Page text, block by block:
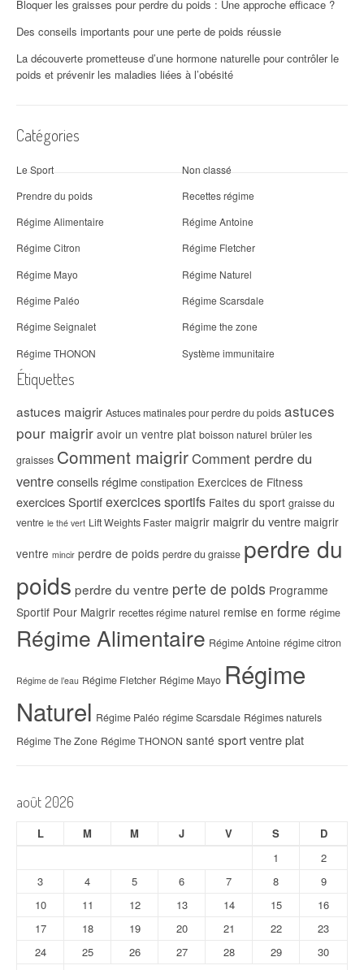
Bloquer les graisses pour perdre du poids : Une approche efficace ?
Des conseils importants pour une perte de poids réussie
La découverte prometteuse d’une hormone naturelle pour contrôler le
poids et prévenir les maladies liées à l’obésité
Catégories
Le Sport
Non classé
Prendre du poids
Recettes régime
Régime Alimentaire
Régime Antoine
Régime Citron
Régime Fletcher
Régime Mayo
Régime Naturel
Régime Paléo
Régime Scarsdale
Régime Seignalet
Régime the zone
Régime THONON
Système immunitaire
Étiquettes
astuces maigrir Astuces matinales pour perdre du poids astuces
pour maigrir avoir un ventre plat boisson naturel brûler les
graisses Comment maigrirComment perdre du
ventreconseils régime constipation Exercices de Fitness
exercices Sportifexercices sportifs Faites du sport graisse du
ventre le thé vert Lift Weights Faster maigrir maigrir du ventre maigrir
ventre mincir perdre de poids perdre du graisse perdre du
poids perdre du ventre perte de poids Programme
Sportif Pour Maigrir recettes régime naturel remise en forme régime
Régime Alimentaire Régime Antoine régime citron
Régime de l’eau Régime Fletcher Régime Mayo Régime
Naturel Régime Paléo régime Scarsdale Régimes naturels
Régime The Zone Régime THONON santé sportventre plat
août 2026
L M M J V S D
1
2
3
4 5 6 7 8
9
10
11 12 13 14 15
16
17
18 19 20 21 22
23
24
25 26 27 28 29
30